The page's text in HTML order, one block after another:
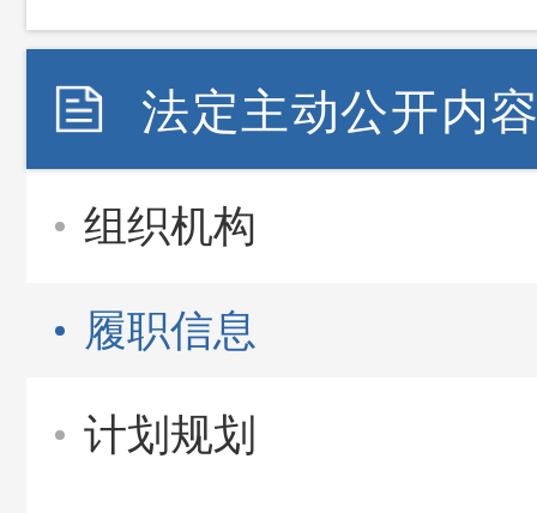
法定主动公开内
组织机构
履职信息
计划规划